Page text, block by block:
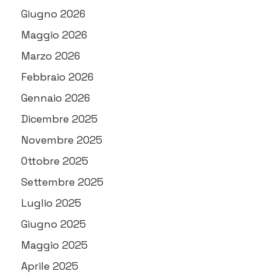
Giugno 2026
Maggio 2026
Marzo 2026
Febbraio 2026
Gennaio 2026
Dicembre 2025
Novembre 2025
Ottobre 2025
Settembre 2025
Luglio 2025
Giugno 2025
Maggio 2025
Aprile 2025